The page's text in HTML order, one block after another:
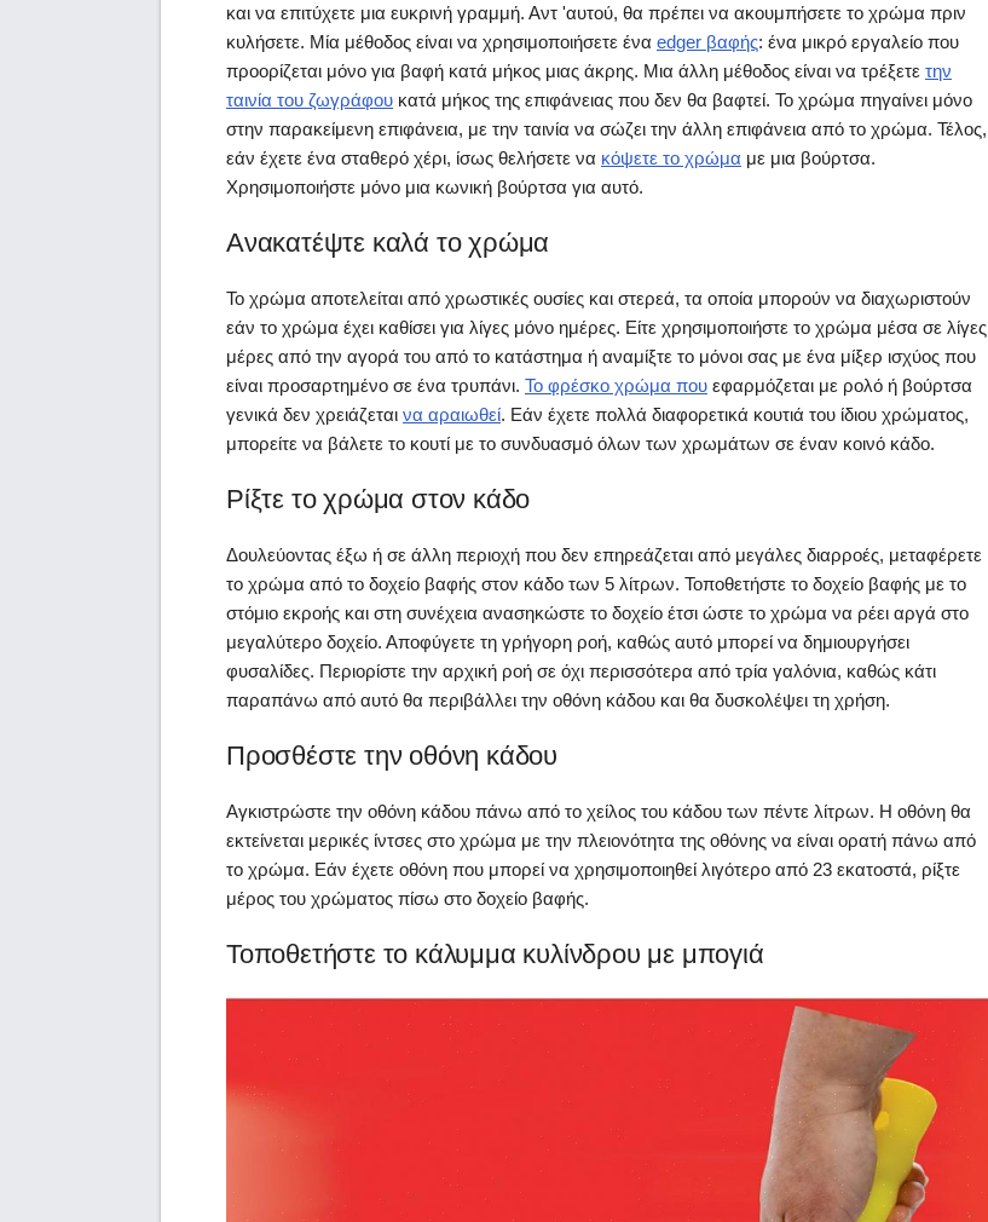
και να επιτύχετε μια ευκρινή γραμμή. Αντ 'αυτού, θα πρέπει να ακουμπήσετε το χρώμα πριν
κυλήσετε. Μία μέθοδος είναι να χρησιμοποιήσετε ένα edger βαφής: ένα μικρό εργαλείο που
προορίζεται μόνο για βαφή κατά μήκος μιας άκρης. Μια άλλη μέθοδος είναι να τρέξετε την
ταινία του ζωγράφου κατά μήκος της επιφάνειας που δεν θα βαφτεί. Το χρώμα πηγαίνει μόνο
στην παρακείμενη επιφάνεια, με την ταινία να σώζει την άλλη επιφάνεια από το χρώμα. Τέλος,
εάν έχετε ένα σταθερό χέρι, ίσως θελήσετε να κόψετε το χρώμα με μια βούρτσα.
Χρησιμοποιήστε μόνο μια κωνική βούρτσα για αυτό.
Ανακατέψτε καλά το χρώμα
Το χρώμα αποτελείται από χρωστικές ουσίες και στερεά, τα οποία μπορούν να διαχωριστούν
εάν το χρώμα έχει καθίσει για λίγες μόνο ημέρες. Είτε χρησιμοποιήστε το χρώμα μέσα σε λίγες
μέρες από την αγορά του από το κατάστημα ή αναμίξτε το μόνοι σας με ένα μίξερ ισχύος που
είναι προσαρτημένο σε ένα τρυπάνι. Το φρέσκο χρώμα που εφαρμόζεται με ρολό ή βούρτσα
γενικά δεν χρειάζεται να αραιωθεί. Εάν έχετε πολλά διαφορετικά κουτιά του ίδιου χρώματος,
μπορείτε να βάλετε το κουτί με το συνδυασμό όλων των χρωμάτων σε έναν κοινό κάδο.
Ρίξτε το χρώμα στον κάδο
Δουλεύοντας έξω ή σε άλλη περιοχή που δεν επηρεάζεται από μεγάλες διαρροές, μεταφέρετε
το χρώμα από το δοχείο βαφής στον κάδο των 5 λίτρων. Τοποθετήστε το δοχείο βαφής με το
στόμιο εκροής και στη συνέχεια ανασηκώστε το δοχείο έτσι ώστε το χρώμα να ρέει αργά στο
μεγαλύτερο δοχείο. Αποφύγετε τη γρήγορη ροή, καθώς αυτό μπορεί να δημιουργήσει
φυσαλίδες. Περιορίστε την αρχική ροή σε όχι περισσότερα από τρία γαλόνια, καθώς κάτι
παραπάνω από αυτό θα περιβάλλει την οθόνη κάδου και θα δυσκολέψει τη χρήση.
Προσθέστε την οθόνη κάδου
Αγκιστρώστε την οθόνη κάδου πάνω από το χείλος του κάδου των πέντε λίτρων. Η οθόνη θα
εκτείνεται μερικές ίντσες στο χρώμα με την πλειονότητα της οθόνης να είναι ορατή πάνω από
το χρώμα. Εάν έχετε οθόνη που μπορεί να χρησιμοποιηθεί λιγότερο από 23 εκατοστά, ρίξτε
μέρος του χρώματος πίσω στο δοχείο βαφής.
Τοποθετήστε το κάλυμμα κυλίνδρου με μπογιά